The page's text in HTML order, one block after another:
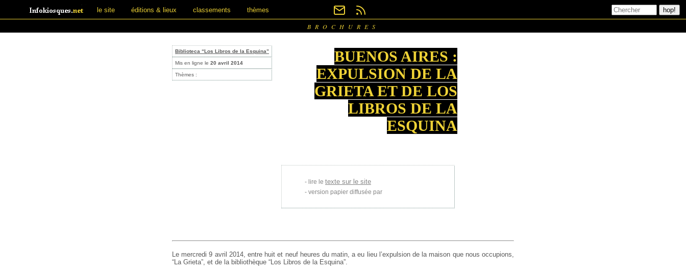
le site éditions & lieux classements thèmes
BROCHURES
Biblioteca “Los Libros de la Esquina”
Mis en ligne le 20 avril 2014
Thèmes :
BUENOS AIRES :
EXPULSION DE LA
GRIETA ET DE LOS
LIBROS DE LA
ESQUINA
lire le texte sur le site
version papier diffusée par
Le mercredi 9 avril 2014, entre huit et neuf heures du matin, a eu lieu l’expulsion de la maison que nous occupions,
“La Grieta”, et de la bibliothèque “Los Libros de la Esquina”.